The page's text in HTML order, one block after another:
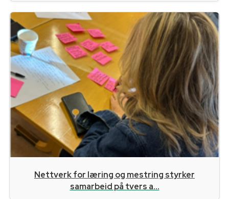
Nettverk for læring og mestring styrker
samarbeid på tvers a...